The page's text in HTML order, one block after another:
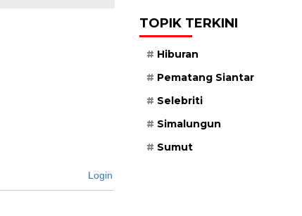
Login
TOPIK TERKINI
Hiburan
Pematang Siantar
Selebriti
Simalungun
Sumut